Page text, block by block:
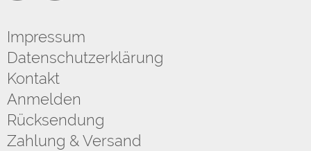
Impressum
Datenschutzerklärung
Kontakt
Anmelden
Rücksendung
Zahlung & Versand